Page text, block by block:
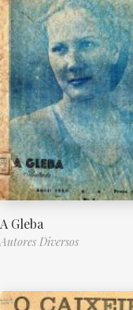
A Gleba
Autores Diversos